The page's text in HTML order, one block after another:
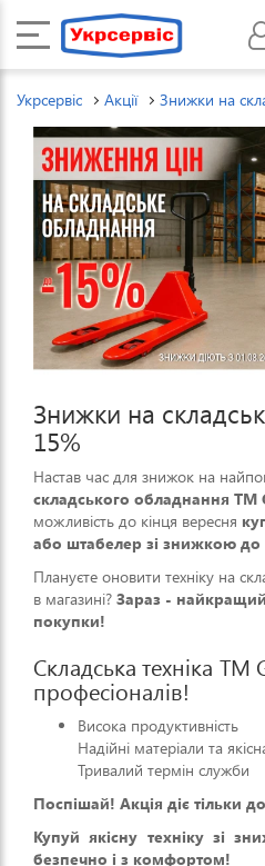
Укрсервіс Акції Знижки на
Знижки на
15%
Настав час для знижок на
складського обладнання ТМ
можливість до кінця вересня
або штабелер зі знижкою до
Плануєте оновити техніку на
в магазині? Зараз -
покупки!
Складська техніка ТМ
професіоналів!
Висока продуктивність
Надійні матеріали та
Тривалий термін служби
Поспішай! Акція діє тільки
Купуй якісну техніку зі
безпечно і з комфортом!